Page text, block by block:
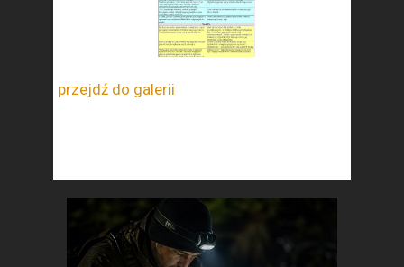
przejdź do galerii